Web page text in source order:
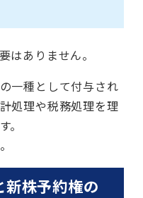
はありません。
一種として付与され
処理や税務処理を理
株予約権の